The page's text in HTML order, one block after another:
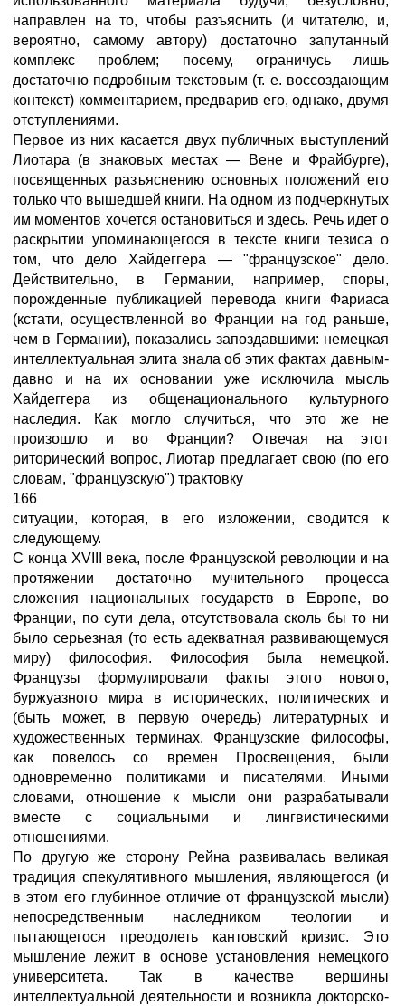
направлен на то, чтобы разъяснить (и читателю, и,
вероятно, самому автору) достаточно запутанный
комплекс проблем; посему, ограничусь лишь
достаточно подробным текстовым (т. е. воссоздающим
контекст) комментарием, предварив его, однако, двумя
отступлениями.
Первое из них касается двух публичных выступлений
Лиотара (в знаковых местах — Вене и Фрайбурге),
посвященных разъяснению основных положений его
только что вышедшей книги. На одном из подчеркнутых
им моментов хочется остановиться и здесь. Речь идет о
раскрытии упоминающегося в тексте книги тезиса о
том, что дело Хайдеггера — "французское" дело.
Действительно, в Германии, например, споры,
порожденные публикацией перевода книги Фариаса
(кстати, осуществленной во Франции на год раньше,
чем в Германии), показались запоздавшими: немецкая
интеллектуальная элита знала об этих фактах давным-
давно и на их основании уже исключила мысль
Хайдеггера из общенационального культурного
наследия. Как могло случиться, что это же не
произошло и во Франции? Отвечая на этот
риторический вопрос, Лиотар предлагает свою (по его
словам, "французскую") трактовку
166
ситуации, которая, в его изложении, сводится к
следующему.
С конца XVIII века, после Французской революции и на
протяжении достаточно мучительного процесса
сложения национальных государств в Европе, во
Франции, по сути дела, отсутствовала сколь бы то ни
было серьезная (то есть адекватная развивающемуся
миру) философия. Философия была немецкой.
Французы формулировали факты этого нового,
буржуазного мира в исторических, политических и
(быть может, в первую очередь) литературных и
художественных терминах. Французские философы,
как повелось со времен Просвещения, были
одновременно политиками и писателями. Иными
словами, отношение к мысли они разрабатывали
вместе с социальными и лингвистическими
отношениями.
По другую же сторону Рейна развивалась великая
традиция спекулятивного мышления, являющегося (и
в этом его глубинное отличие от французской мысли)
непосредственным наследником теологии и
пытающегося преодолеть кантовский кризис. Это
мышление лежит в основе установления немецкого
университета. Так в качестве вершины
интеллектуальной деятельности и возникла докторско-